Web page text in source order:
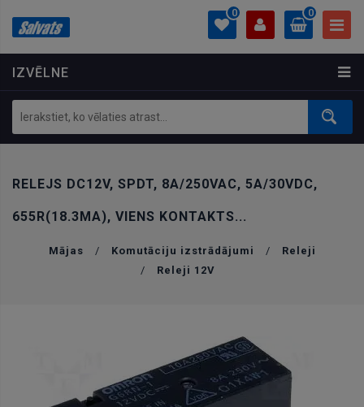
IZVĒLNE
0
PROFILS
Ielogoties
Izveidot kontu
0
0.00 €
RELEJS DC12V, SPDT, 8A/250VAC, 5A/30VDC,
655R(18.3MA), VIENS KONTAKTS...
Mājas / Komutāciju izstrādājumi /
Releji
/
Releji 12V